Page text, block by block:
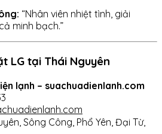
“Nhân viên nhiệt tình, giải
minh bạch.”
LG tại Thái Nguyên
lạnh – suachuadienlanh.com
Sông Công, Phổ Yên, Đại Từ,